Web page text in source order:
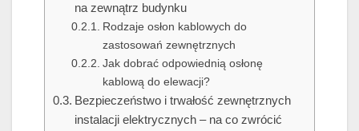
na zewnątrz budynku
Rodzaje osłon kablowych do
zastosowań zewnętrznych
Jak dobrać odpowiednią osłonę
kablową do elewacji?
Bezpieczeństwo i trwałość zewnętrznych
instalacji elektrycznych – na co zwrócić